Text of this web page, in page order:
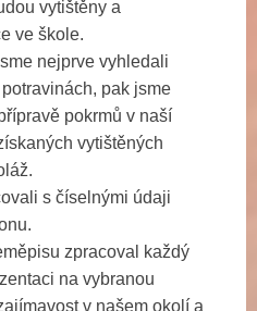
vytištěny a
ve škole.
nejprve vyhledali
pak jsme
pokrmů v naší
vytištěných
s číselnými údaji
zpracoval každý
na vybranou
v našem okolí a